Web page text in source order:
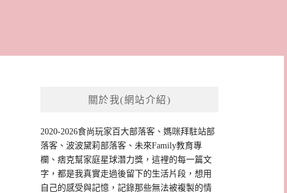
關於我(網站介紹)
2020-2026食尚玩家百大部落客、媽咪拜駐站部
落客、波波黛莉部落客、未來Family教育專
欄、痞克幫家庭星球潛力獎，這裡的每一篇文
字，都是我真實走過後留下的生活片段，想用
自己的感受與記憶，記錄那些無法被複製的情